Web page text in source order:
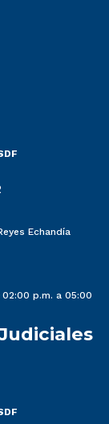
Echandía
p.m. a 05:00